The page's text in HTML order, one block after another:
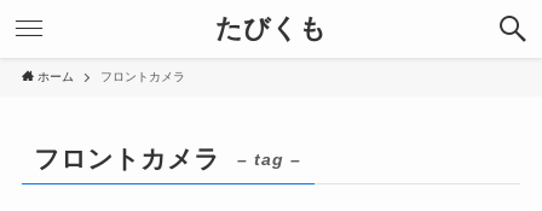
たびくも
ホーム フロントカメラ
フロントカメラ – tag –